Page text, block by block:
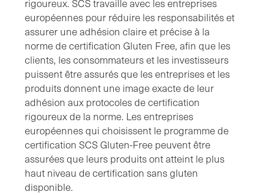
rigoureux. SCS travaille avec les entreprises
européennes pour réduire les responsabilités et
assurer une adhésion claire et précise à la
norme de certification Gluten Free, afin que les
clients, les consommateurs et les investisseurs
puissent être assurés que les entreprises et les
produits donnent une image exacte de leur
adhésion aux protocoles de certification
rigoureux de la norme. Les entreprises
européennes qui choisissent le programme de
certification SCS Gluten-Free peuvent être
assurées que leurs produits ont atteint le plus
haut niveau de certification sans gluten
disponible.